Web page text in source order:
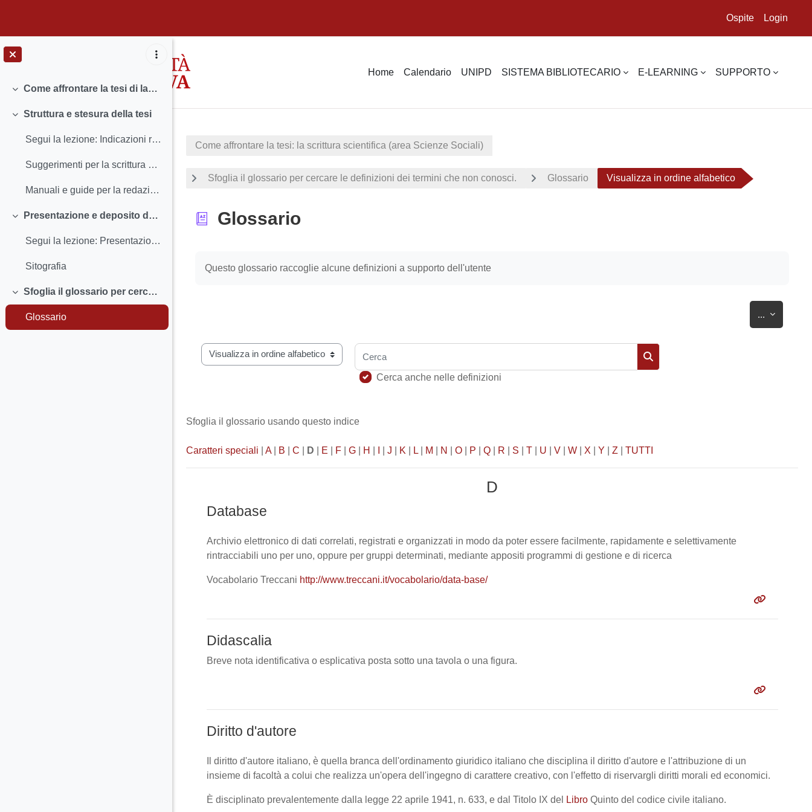
Ospite Login
Home Calendario UNIPD SISTEMA BIBLIOTECARIO E-LEARNING SUPPORTO
Minimizza
Come affrontare la tesi di laurea: la scrittura scientifica (area Scienze Sociali)
Minimizza
Struttura e stesura della tesi
Segui la lezione: Indicazioni redazionali e stesura della tesi
Suggerimenti per la scrittura della tesi (manuale scaricabile)
Manuali e guide per la redazione della tesi
Minimizza
Presentazione e deposito della tesi
Segui la lezione: Presentazione, discussione e deposito della tesi
Sitografia
Minimizza
Sfoglia il glossario per cercare le definizioni dei termini che non conosci.
Glossario
Come affrontare la tesi: la scrittura scientifica (area Scienze Sociali)
Sfoglia il glossario per cercare le definizioni dei termini che non conosci. Glossario Visualizza in ordine alfabetico
Glossario
Questo glossario raccoglie alcune definizioni a supporto dell'utente
... Esporta
Sfoglia il glossario usando questo indice
Cerca
Cerca anche nelle definizioni
Sfoglia il glossario usando questo indice
Caratteri speciali A B C D E F G H J K L M N O P Q R S T U V W X Y Z TUTTI
D
Database
Archivio elettronico di dati correlati, registrati e organizzati in modo da poter essere facilmente, rapidamente e selettivamente
rintracciabili uno per uno, oppure per gruppi determinati, mediante appositi programmi di gestione e di ricerca
Vocabolario Treccani http://www.treccani.it/vocabolario/data-base/
Didascalia
Breve nota identificativa o esplicativa posta sotto una tavola o una figura.
Diritto d'autore
Il diritto d'autore italiano, è quella branca dell'ordinamento giuridico italiano che disciplina il diritto d'autore e l'attribuzione di un
insieme di facoltà a colui che realizza un'opera dell'ingegno di carattere creativo, con l'effetto di riservargli diritti morali ed economici.
È disciplinato prevalentemente dalla legge 22 aprile 1941, n. 633, e dal Titolo IX del LibroQuinto del codice civile italiano.